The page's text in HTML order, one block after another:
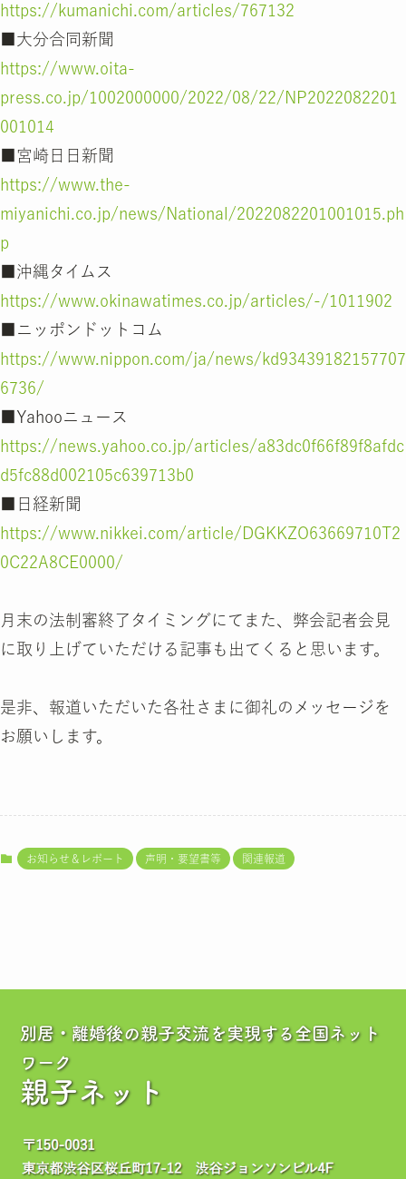
https://kumanichi.com/articles/767132
■大分合同新聞
https://www.oita-
press.co.jp/1002000000/2022/08/22/NP2022082201
001014
■宮崎日日新聞
https://www.the-
miyanichi.co.jp/news/National/2022082201001015.ph
p
■沖縄タイムス
https://www.okinawatimes.co.jp/articles/-/1011902
■ニッポンドットコム
https://www.nippon.com/ja/news/kd93439182157707
6736/
■Yahooニュース
https://news.yahoo.co.jp/articles/a83dc0f66f89f8afdc
d5fc88d002105c639713b0
■日経新聞
https://www.nikkei.com/article/DGKKZO63669710T2
0C22A8CE0000/
月末の法制審終了タイミングにてまた、弊会記者会見
に取り上げていただける記事も出てくると思います。
是非、報道いただいた各社さまに御礼のメッセージを
お願いします。
お知らせ＆レポート 声明・要望書等 関連報道
別居・離婚後の親子交流を実現する全国ネット
ワーク
親子ネット